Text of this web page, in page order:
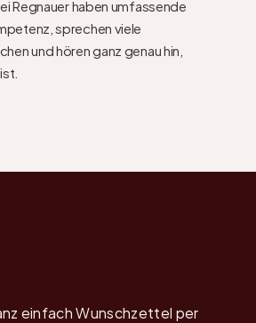
Regnauer haben umfassende
sprechen viele
und hören ganz genau hin,
einfach Wunschzettel per